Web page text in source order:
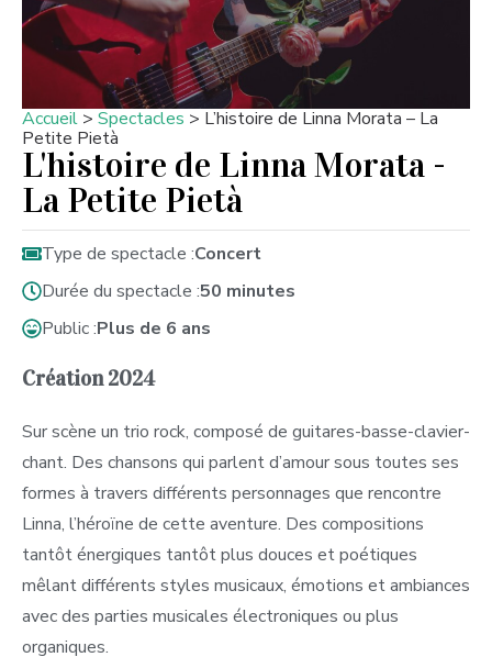
Accueil > Spectacles > L’histoire de Linna Morata – La
Petite Pietà
L'histoire de Linna Morata -
La Petite Pietà
Type de spectacle :Concert
Durée du spectacle :50 minutes
Public :Plus de 6 ans
Création 2024
Sur scène un trio rock, composé de guitares-basse-clavier-
chant. Des chansons qui parlent d’amour sous toutes ses
formes à travers différents personnages que rencontre
Linna, l’héroïne de cette aventure. Des compositions
tantôt énergiques tantôt plus douces et poétiques
mêlant différents styles musicaux, émotions et ambiances
avec des parties musicales électroniques ou plus
organiques.